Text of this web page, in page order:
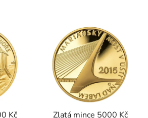
Kč Zlatá mince 5000 Kč